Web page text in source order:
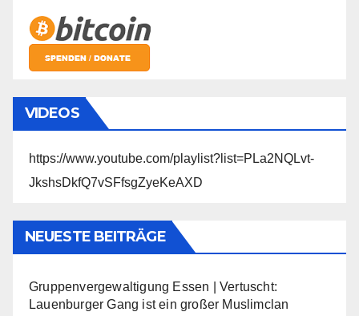
VIDEOS
https://www.youtube.com/playlist?list=PLa2NQLvt-
JkshsDkfQ7vSFfsgZyeKeAXD
NEUESTE BEITRÄGE
Gruppenvergewaltigung Essen | Vertuscht:
Lauenburger Gang ist ein großer Muslimclan